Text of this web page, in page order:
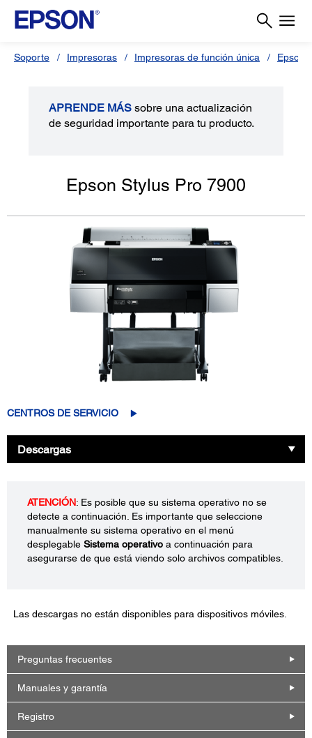
Soporte Impresoras Impresoras de función única Epson
APRENDE MÁS sobre una actualización
de seguridad importante para tu producto.
Epson Stylus Pro 7900
CENTROS DE SERVICIO
Descargas
ATENCIÓN: Es posible que su sistema operativo no se
detecte a continuación. Es importante que seleccione
manualmente su sistema operativo en el menú
desplegable Sistema operativo a continuación para
asegurarse de que está viendo solo archivos compatibles.
Las descargas no están disponibles para dispositivos móviles.
Preguntas frecuentes
Manuales y garantía
Registro